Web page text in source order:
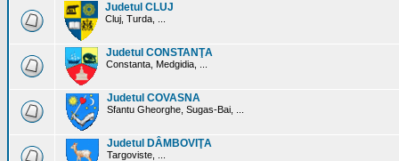
Judetul CLUJ
Cluj, Turda, ...
Judetul CONSTANŢA
Constanta, Medgidia, ...
Judetul COVASNA
Sfantu Gheorghe, Sugas-Bai, ...
Judetul DÂMBOVIŢA
Targoviste, ...